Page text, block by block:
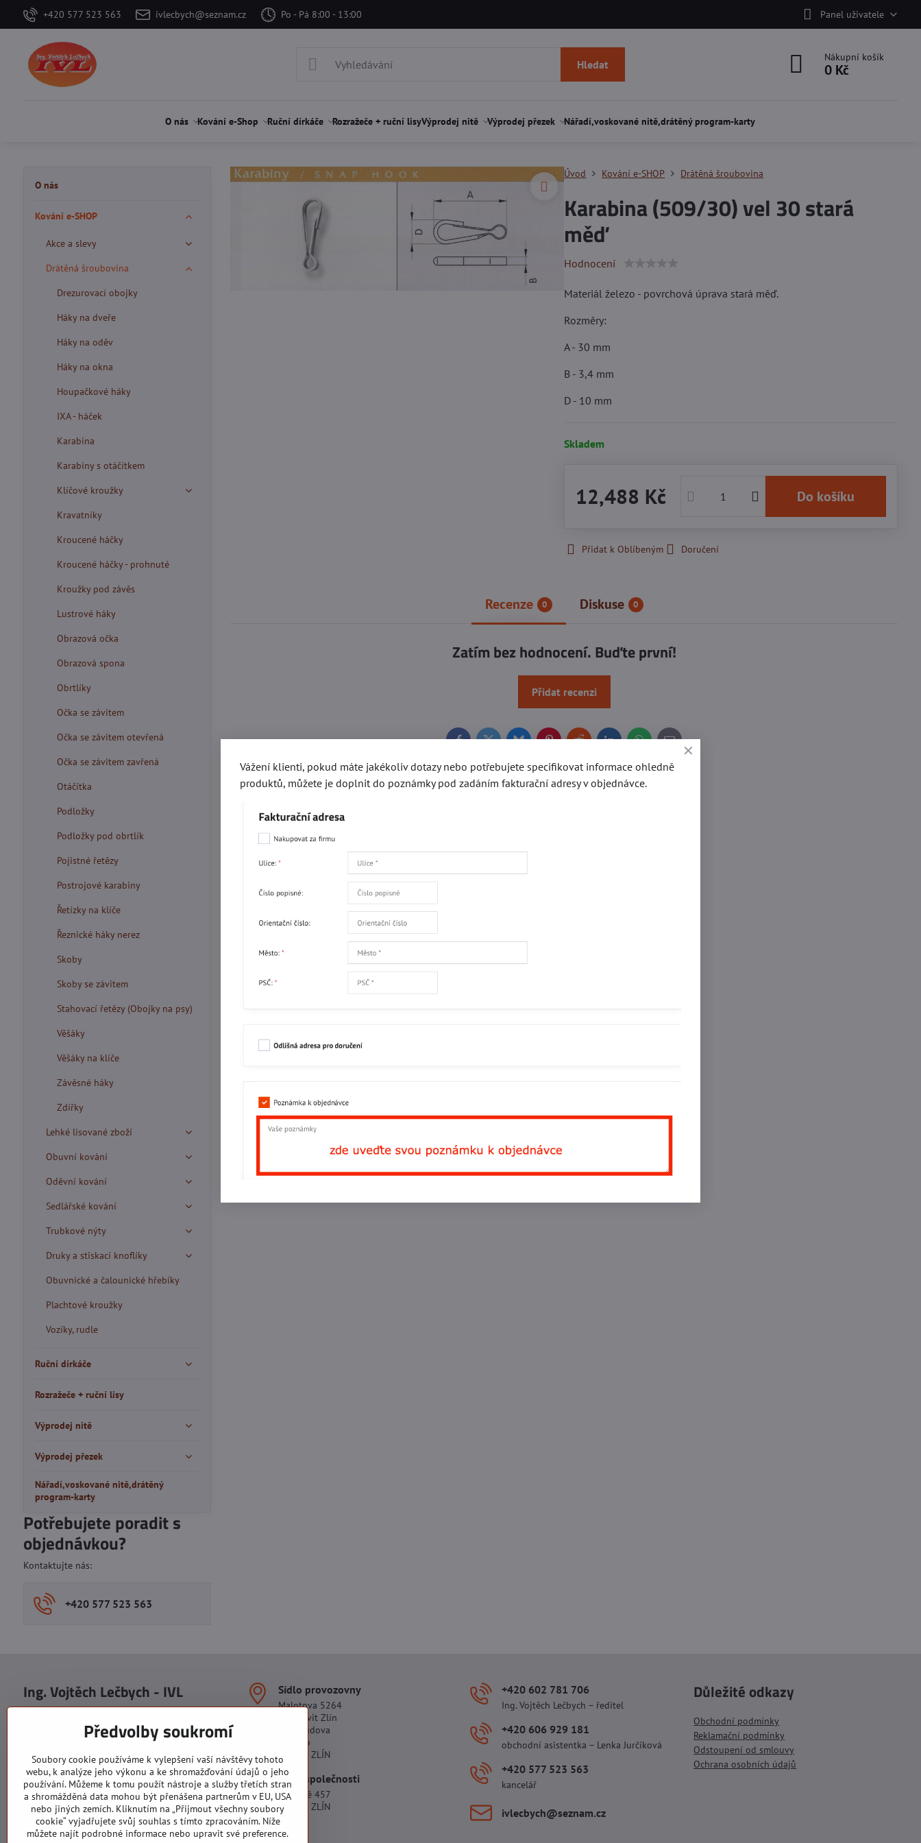
+420 577 523 563 ivlecbych@seznam.cz Po - Pá 8:00 - 13:00 Panel uživatele
Hledat
Nákupní košík
0 Kč
O nás Kování e-Shop Ruční dírkáče Rozražeče + ruční lisyVýprodej nitě Výprodej přezek Nářadí,voskované nitě,drátěný program-karty
Úvod Kování e-SHOP Drátěná šroubovina
Karabina (509/30) vel 30 stará
měď
Hodnocení
Materiál železo - povrchová úprava stará měď.
Rozměry:
A - 30 mm
B - 3,4 mm
D - 10 mm
Skladem
12,488 Kč Do košíku
Přidat k Oblíbeným Doručení
Recenze 0 Diskuse 0
Zatím bez hodnocení. Buďte první!
Přidat recenzi
WhatsApp
mail
O nás
Kování e-SHOP
Akce a slevy
Drátěná šroubovina
Drezurovací obojky
Háky na dveře
Háky na oděv
Háky na okna
Houpačkové háky
IXA - háček
Karabina
Karabiny s otáčítkem
Klíčové kroužky
Kravatníky
Kroucené háčky
Kroucené háčky - prohnuté
Kroužky pod závěs
Lustrové háky
Obrazová očka
Obrazová spona
Obrtlíky
Očka se závitem
Očka se závitem otevřená
Očka se závitem zavřená
Otáčítka
Podložky
Podložky pod obrtlík
Pojistné řetězy
Postrojové karabiny
Řetízky na klíče
Řeznické háky nerez
Skoby
Skoby se závitem
Stahovací řetězy (Obojky na psy)
Věšáky
Věšáky na klíče
Závěsné háky
Zdířky
Lehké lisované zboží
Obuvní kování
Oděvní kování
Sedlářské kování
Trubkové nýty
Druky a stiskací knoflíky
Obuvnické a čalounické hřebíky
Plachtové kroužky
Vozíky, rudle
Ruční dírkáče
Rozražeče + ruční lisy
Výprodej nitě
Výprodej přezek
Nářadí,voskované nitě,drátěný
program-karty
Potřebujete poradit s
objednávkou?
Kontaktujte nás:
+420 577 523 563
Ing. Vojtěch Lečbych - IVL
DIČ: CZ5602130809
IČO: 29007356
DIČ: CZ29007356
Sídlo provozovny
Malotova 5264
Areál Svit Zlín
113. budova
1. patro
760 01 ZLÍN
Sídlo společnosti
U Hřiště 457
760 01 ZLÍN
+420 602 781 706
Ing. Vojtěch Lečbych – ředitel
+420 606 929 181
obchodní asistentka – Lenka Jurčíková
+420 577 523 563
kancelář
ivlecbych​@seznam​.cz
Důležité odkazy
Obchodní podmínky
Reklamační podmínky
Odstoupení od smlouvy
Ochrana osobních údajů
Předvolby soukromí
Soubory cookie používáme k vylepšení vaší návštěvy tohoto
webu, k analýze jeho výkonu a ke shromažďování údajů o jeho
používání. Můžeme k tomu použít nástroje a služby třetích stran
a shromážděná data mohou být přenášena partnerům v EU, USA
nebo jiných zemích. Kliknutím na „Přijmout všechny soubory
cookie“ vyjadřujete svůj souhlas s tímto zpracováním. Níže
můžete najít podrobné informace nebo upravit své preference.
Vážení klienti, pokud máte jakékoliv dotazy nebo potřebujete specifikovat informace ohledně
produktů, můžete je doplnit do poznámky pod zadáním fakturační adresy v objednávce.